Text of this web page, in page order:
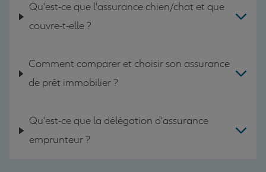
Qu'est-ce que l'assurance chien/chat et que
couvre-t-elle ?
Comment comparer et choisir son assurance
de prêt immobilier ?
Qu'est-ce que la délégation d'assurance
emprunteur ?